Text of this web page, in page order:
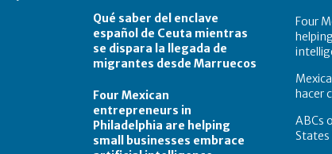
Qué saber del enclave
español de Ceuta mientras
se dispara la llegada de
migrantes desde Marruecos
Four Mexican
entrepreneurs in
Philadelphia are helping
small businesses embrace
Four
hacer
ABCs
States